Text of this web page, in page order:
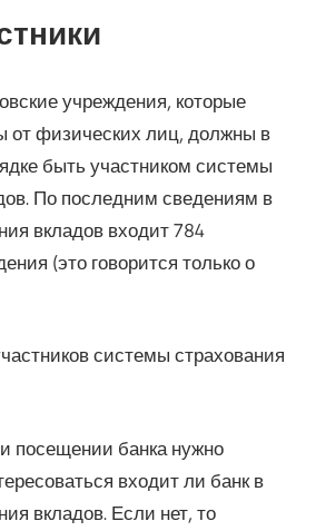
учреждения, которые
от физических лиц, должны в
быть участником системы
По последним сведениям в
вкладов входит 784
(это говорится только о
системы страхования
посещении банка нужно
входит ли банк в
вкладов. Если нет, то